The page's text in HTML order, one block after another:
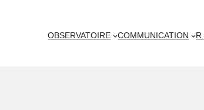
OBSERVATOIRE COMMUNICATION R